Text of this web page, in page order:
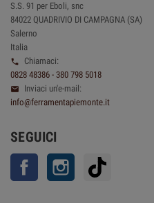
S.S. 91 per Eboli, snc
84022 QUADRIVIO DI CAMPAGNA (SA)
Salerno
Italia

Chiamaci:
0828 48386 - 380 798 5018

Inviaci un'e-mail:
info@ferramentapiemonte.it
SEGUICI
Facebook Instagram